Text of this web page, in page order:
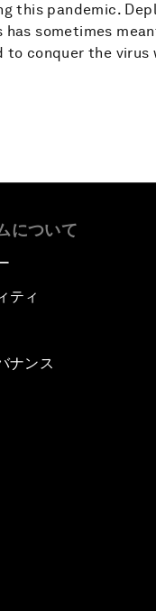
this pandemic.
sometimes
to conquer the virus
について
ティ
ナンス